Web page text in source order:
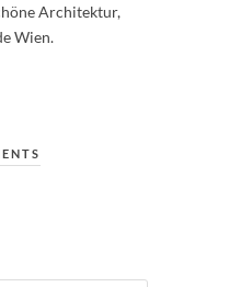
Architektur,
Wien.